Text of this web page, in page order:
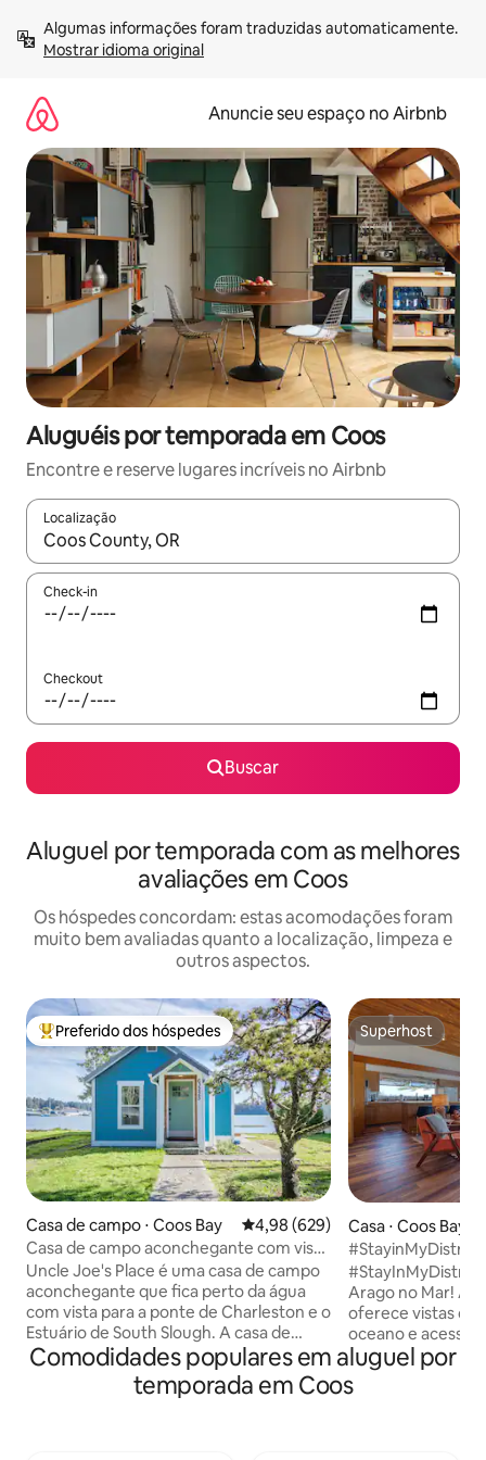
para
Mostrar idioma original
Anuncie seu espaço no Airbnb
Aluguéis por temporada em Coos
Encontre e reserve lugares incríveis no Airbnb
Localização
Quando os resultados estiverem disponíveis, explore-os
Check-in
Checkout
Buscar
Aluguel por temporada com as melhores
avaliações em Coos
Os hóspedes concordam: estas acomodações foram
muito bem avaliadas quanto a localização, limpeza e
outros aspectos.
Entre os melhores preferidos dos hóspedes
Preferido dos hóspedes
Casa de campo ⋅ Coos Bay 4,98 de uma avaliação média de
4,98 (629)
Casa de campo aconchegante com vista
para a água
Uncle Joe's Place é uma casa de campo
aconchegante que fica perto da água
com vista para a ponte de Charleston e o
Estuário de South Slough. A casa de
campo tem 490 pés quadrados, perfeita
para solteiros ou um casal visitando a
área. Localizado perto da Cape Arago
Superhost
Superhost
Casa ⋅ Coos Bay
#StayinMyDistrict
Arago no mar
#StayInMyDistrict
Arago no Mar! A
oferece vistas
oceano e acesso
Beach.
vista para o mar,
teto e vistas por
Comodidades populares em aluguel por
temporada em Coos